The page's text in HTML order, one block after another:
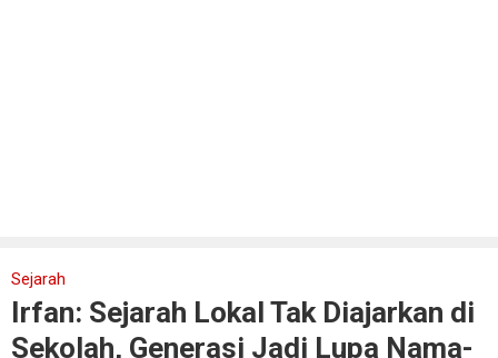
Sejarah
Irfan: Sejarah Lokal Tak Diajarkan di
Sekolah, Generasi Jadi Lupa Nama-